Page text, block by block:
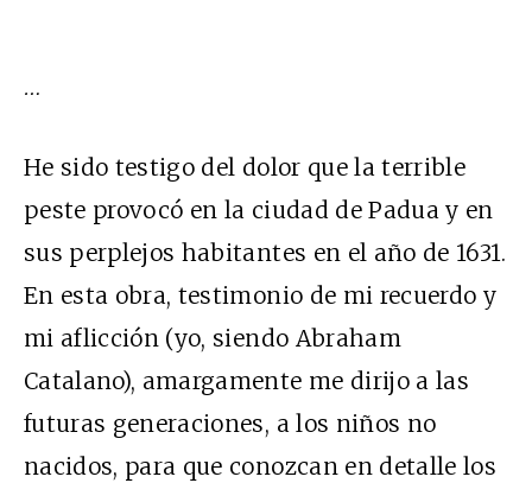
…
He sido testigo del dolor que la terrible
peste provocó en la ciudad de Padua y en
sus perplejos habitantes en el año de 1631.
En esta obra, testimonio de mi recuerdo y
mi aflicción (yo, siendo Abraham
Catalano), amargamente me dirijo a las
futuras generaciones, a los niños no
nacidos, para que conozcan en detalle los